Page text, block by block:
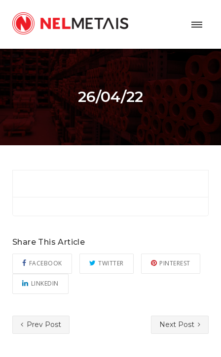
26/04/22
Share This Article
FACEBOOK TWITTER PINTEREST
LINKEDIN
Prev Post Next Post